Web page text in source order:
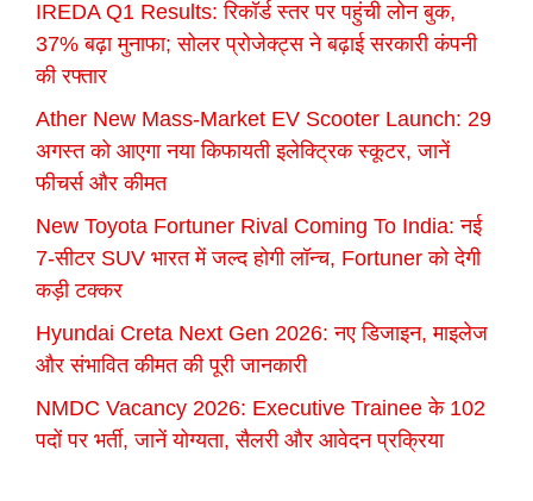
IREDA Q1 Results: रिकॉर्ड स्तर पर पहुंची लोन बुक,
37% बढ़ा मुनाफा; सोलर प्रोजेक्ट्स ने बढ़ाई सरकारी कंपनी
की रफ्तार
Ather New Mass-Market EV Scooter Launch: 29
अगस्त को आएगा नया किफायती इलेक्ट्रिक स्कूटर, जानें
फीचर्स और कीमत
New Toyota Fortuner Rival Coming To India: नई
7-सीटर SUV भारत में जल्द होगी लॉन्च, Fortuner को देगी
कड़ी टक्कर
Hyundai Creta Next Gen 2026: नए डिजाइन, माइलेज
और संभावित कीमत की पूरी जानकारी
NMDC Vacancy 2026: Executive Trainee के 102
पदों पर भर्ती, जानें योग्यता, सैलरी और आवेदन प्रक्रिया